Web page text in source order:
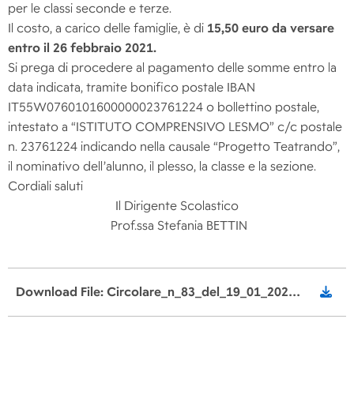
per le classi seconde e terze.
Il costo, a carico delle famiglie, è di 15,50 euro da versare
entro il 26 febbraio 2021.
Si prega di procedere al pagamento delle somme entro la
data indicata, tramite bonifico postale IBAN
IT55W0760101600000023761224 o bollettino postale,
intestato a “ISTITUTO COMPRENSIVO LESMO” c/c postale
n. 23761224 indicando nella causale “Progetto Teatrando”,
il nominativo dell’alunno, il plesso, la classe e la sezione.
Cordiali saluti
Il Dirigente Scolastico
Prof.ssa Stefania BETTIN
Download File: Circolare_n_83_del_19_01_2021_progetti_Scuola_Primaria_signed.pdf